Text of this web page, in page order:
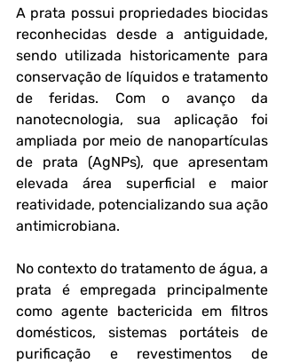
A prata possui propriedades biocidas
reconhecidas desde a antiguidade,
sendo utilizada historicamente para
conservação de líquidos e tratamento
de feridas. Com o avanço da
nanotecnologia, sua aplicação foi
ampliada por meio de nanopartículas
de prata (AgNPs), que apresentam
elevada área superficial e maior
reatividade, potencializando sua ação
antimicrobiana.
No contexto do tratamento de água, a
prata é empregada principalmente
como agente bactericida em filtros
domésticos, sistemas portáteis de
purificação e revestimentos de